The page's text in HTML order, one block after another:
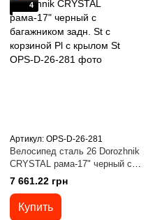
4
Артикул: OPS-D-26-281
Велосипед сталь 26 Dorozhnik
CRYSTAL рама-17" черный с
багажником задн. St с
корзиной Pl с крылом St
7 661.22 грн
Купить